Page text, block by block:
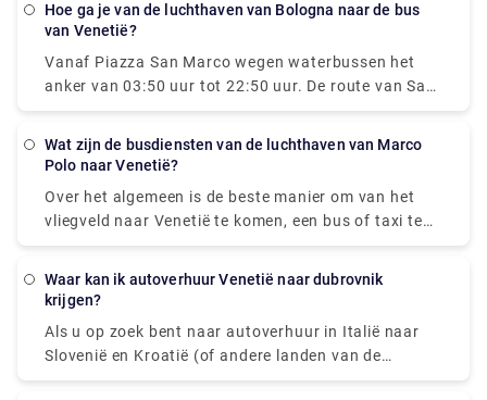
Piazzale Roma. Venetië heeft ook de kleine Marco
boot nemen naar Venetië.
hoe ga je van de luchthaven van Bologna naar de bus
van Venetië?
Vanaf Piazza San Marco wegen waterbussen het
anker van 03:50 uur tot 22:50 uur. De route van San
Marco naar de luchthaven duurt 1 uur en 20
wat zijn de busdiensten van de luchthaven van Marco
Polo naar Venetië?
Over het algemeen is de beste manier om van het
vliegveld naar Venetië te komen, een bus of taxi te
nemen vanaf het vliegveld naar Piazzale Roma en
Alilaguna Water Bus rechtstreeks vanaf de
dichtstbijzijnde terminal waar u verblijft.
waar kan ik autoverhuur Venetië naar dubrovnik
krijgen?
Als u op zoek bent naar autoverhuur in Italië naar
Slovenië en Kroatië (of andere landen van de
Balkan), kunt u er bijvoorbeeld een nemen via de